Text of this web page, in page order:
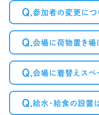
Q.参加者の変更につ
Q.会場に荷物置き場
Q.会場に着替えスペ
Q.給水・給食の設置